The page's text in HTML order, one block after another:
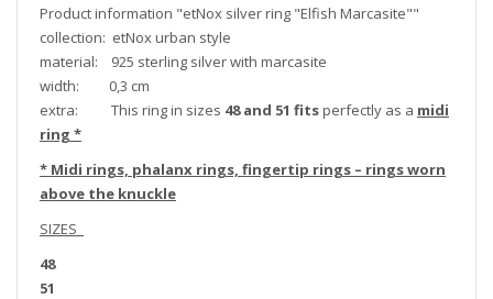
Product information "etNox silver ring "Elfish Marcasite""
collection: etNox urban style
material: 925 sterling silver with marcasite
width: 0,3 cm
extra: This ring in sizes 48 and 51 fitsperfectly as a midi
ring *
* Midi rings, phalanx rings, fingertip rings – rings worn
above the knuckle
SIZES
48
51